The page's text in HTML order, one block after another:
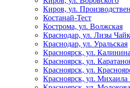
Киров, ул.
Костанай-Тест
Кострома, ул. Волжская
Краснодар, ул. Лизы
Краснодар, ул. Уральская
Красноярск, ул. Калинина
Красноярск, ул.
Красноярск, ул.
Красноярск, ул. Михаила